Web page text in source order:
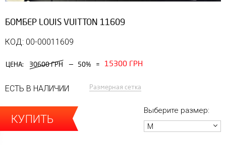
БОМБЕР LOUIS VUITTON 11609
КОД: 00-00011609
ЦЕНА: 30600 ГРН — 50% = 15300 ГРН
ЕСТЬ В НАЛИЧИИ Размерная сетка
КУПИТЬ
Выберите размер:
M